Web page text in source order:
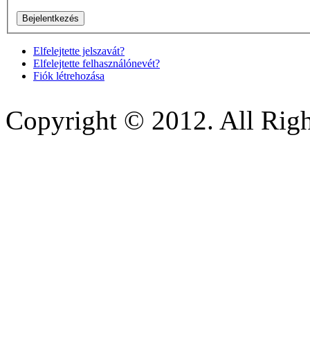
Elfelejtette jelszavát?
Elfelejtette felhasználónevét?
Fiók létrehozása
Copyright © 2012. All